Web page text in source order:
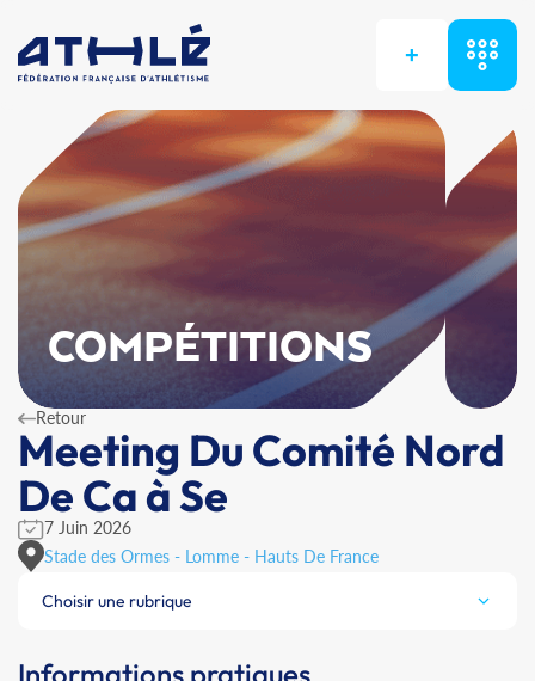
+
COMPÉTITIONS
Retour
Meeting Du Comité Nord
De Ca à Se
7 Juin 2026
Stade des Ormes - Lomme - Hauts De France
Choisir une rubrique